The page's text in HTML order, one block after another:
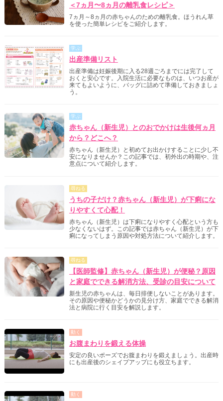
＜7ヵ月〜8ヵ月の離乳食レシピ＞
7ヵ月～8ヵ月の赤ちゃんのための離乳食。ほうれん草
を使った簡単レシピをご紹介します。
学ぶ
出産準備リスト
出産準備は妊娠後期に入る28週ごろまでには完了して
おくと安心です。入院生活に必要なものは、いつお産が
来てもよいように、バッグに詰めて準備しておきましょ
う。
学ぶ
赤ちゃん（新生児）とのおでかけは生後何ヵ月
から？どこへ？
赤ちゃん（新生児）と初めてお出かけすることに少し不
安になりませんか？この記事では、初外出の時期や、注
意点について紹介します。
尋ねる
うちの子だけ？赤ちゃん（新生児）が下痢にな
りやすくて心配！
赤ちゃん（新生児）は下痢になりやすく心配という方も
少なくないはず。この記事では赤ちゃん（新生児）が下
痢になってしまう原因や対処方法について紹介します。
尋ねる
【医師監修】赤ちゃん（新生児）が便秘？原因
と家庭でできる解消方法、受診の目安について
新生児の赤ちゃんは、毎日排便しないことがあります。
その原因や便秘かどうかの見分け方、家庭でできる解消
法と病院に行く目安を解説します。
動く
お腹まわりを鍛える体操
安定の良いポーズでお腹まわりを鍛えましょう。出産時
にも出産後のシェイプアップにも役立ちます。
動く